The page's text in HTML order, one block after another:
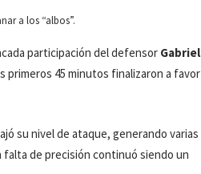
a los “albos”.
participación del defensor Gabriel
primeros 45 minutos finalizaron a favor
su nivel de ataque, generando varias
de precisión continuó siendo un